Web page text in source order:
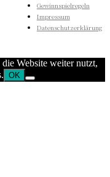
Gewinnspielregeln
Impressum
Datenschutzerklärung
Website weiter nutzt,
OK